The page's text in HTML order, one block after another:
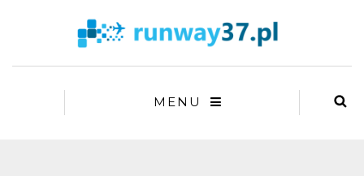
MENU